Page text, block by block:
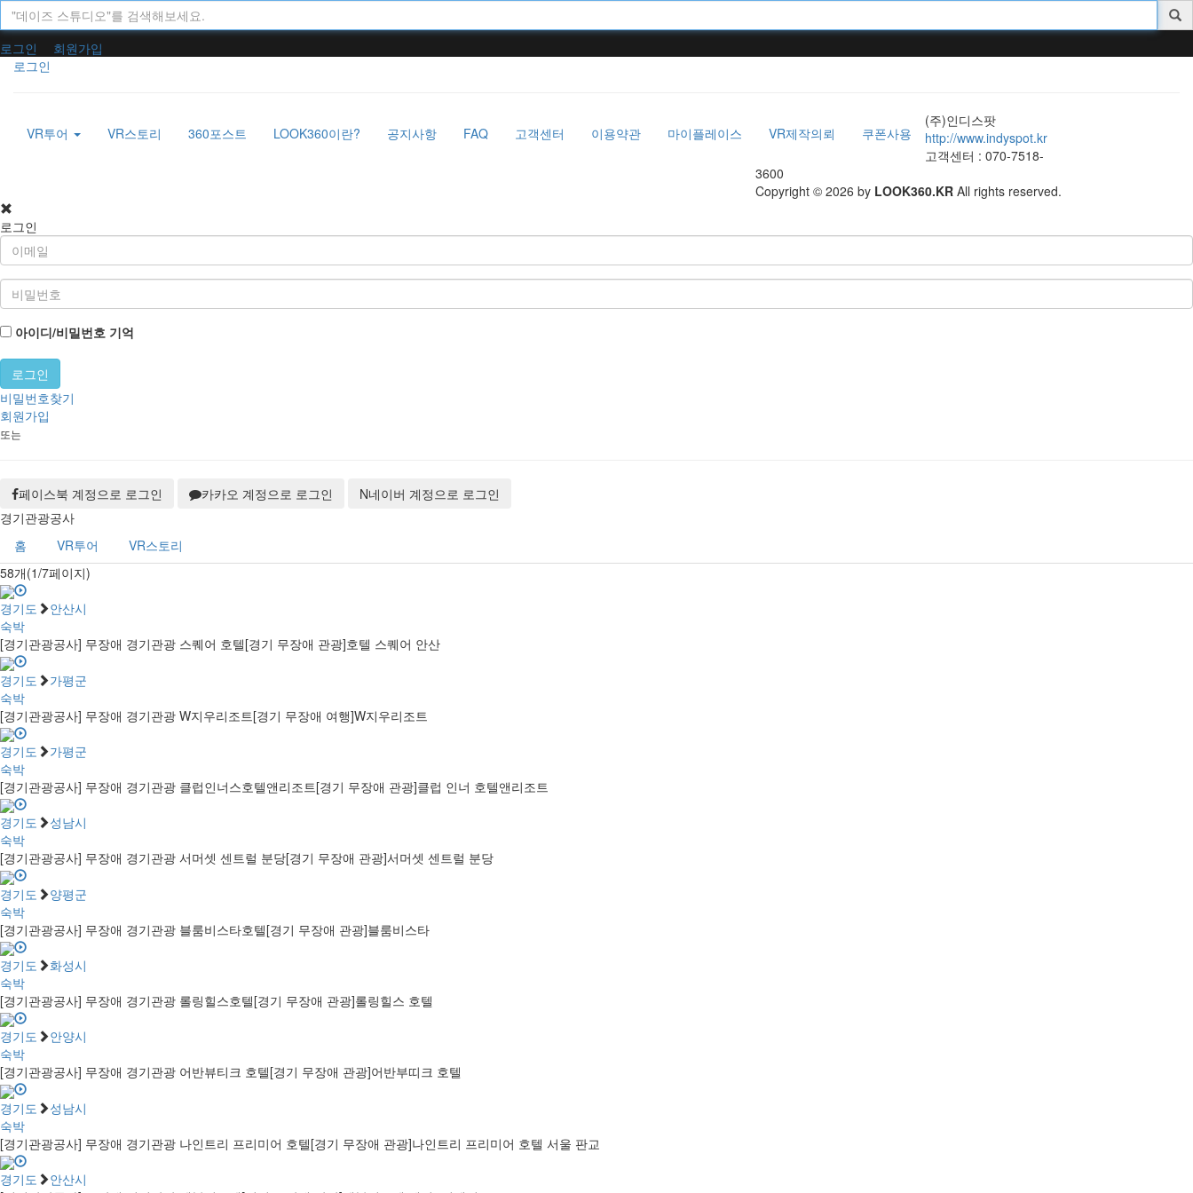
로그인
회원가입
로그인
VR투어 VR스토리 360포스트 LOOK360이란? 공지사항 FAQ 고객센터 이용약관 마이플레이스 VR제작의뢰 쿠폰사용
(주)인디스팟
http://www.indyspot.kr
고객센터 : 070-7518-
3600
Copyright © 2026 by LOOK360.KR All rights reserved.
로그인
아이디/비밀번호 기억
비밀번호찾기
회원가입
또는
페이스북 계정으로 로그인 카카오 계정으로 로그인 N네이버 계정으로 로그인
경기관광공사
홈
VR투어
VR스토리
58개(1/7페이지)
경기도
안산시
숙박
[경기관광공사] 무장애 경기관광 스퀘어 호텔[경기 무장애 관광]호텔 스퀘어 안산
경기도
가평군
숙박
[경기관광공사] 무장애 경기관광 W지우리조트[경기 무장애 여행]W지우리조트
경기도
가평군
숙박
[경기관광공사] 무장애 경기관광 클럽인너스호텔앤리조트[경기 무장애 관광]클럽 인너 호텔앤리조트
경기도
성남시
숙박
[경기관광공사] 무장애 경기관광 서머셋 센트럴 분당[경기 무장애 관광]서머셋 센트럴 분당
경기도
양평군
숙박
[경기관광공사] 무장애 경기관광 블룸비스타호텔[경기 무장애 관광]블룸비스타
경기도
화성시
숙박
[경기관광공사] 무장애 경기관광 롤링힐스호텔[경기 무장애 관광]롤링힐스 호텔
경기도
안양시
숙박
[경기관광공사] 무장애 경기관광 어반뷰티크 호텔[경기 무장애 관광]어반부띠크 호텔
경기도
성남시
숙박
[경기관광공사] 무장애 경기관광 나인트리 프리미어 호텔[경기 무장애 관광]나인트리 프리미어 호텔 서울 판교
경기도
안산시